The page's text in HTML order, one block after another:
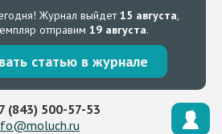
Журнал выйдет15 августа,
отправим 19 августа.
статью в журнале
(843) 500-57-53